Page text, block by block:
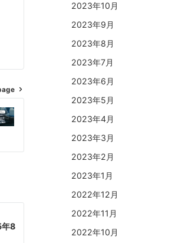
年8
2023年10月
2023年9月
2023年8月
2023年7月
2023年6月
2023年5月
2023年4月
2023年3月
2023年2月
2023年1月
2022年12月
2022年11月
2022年10月